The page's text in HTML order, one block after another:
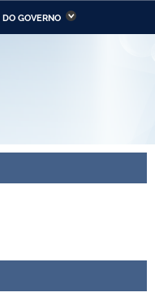
DO GOVERNO